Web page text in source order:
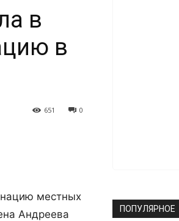
в
в
0
651
местных
Андреева
ПОПУЛЯРНОЕ